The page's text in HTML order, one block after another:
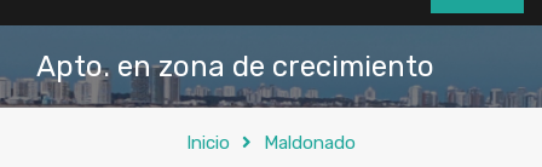
Apto. en zona de crecimiento
Inicio Maldonado